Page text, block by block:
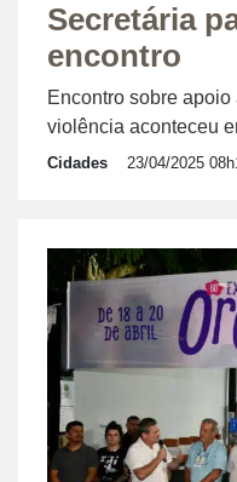
Secretária
encontro
Encontro sobre
violência aconteceu
Cidades 23/04/2025